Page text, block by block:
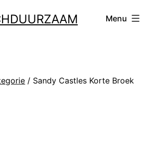
Menu
/ Sandy Castles Korte Broek